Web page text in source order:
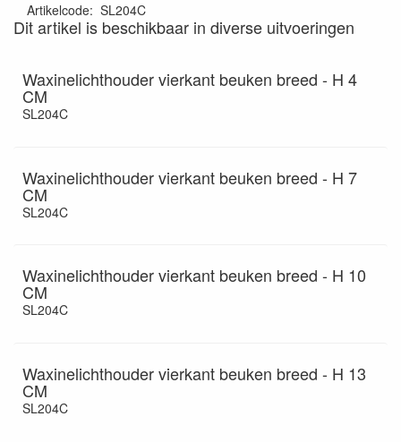
Artikelcode: SL204C
Dit artikel is beschikbaar in diverse uitvoeringen
Waxinelichthouder vierkant beuken breed - H 4
CM
SL204C
Waxinelichthouder vierkant beuken breed - H 7
CM
SL204C
Waxinelichthouder vierkant beuken breed - H 10
CM
SL204C
Waxinelichthouder vierkant beuken breed - H 13
CM
SL204C